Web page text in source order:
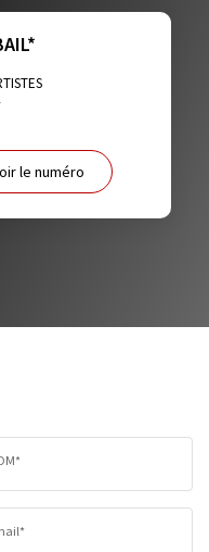
:
le numéro